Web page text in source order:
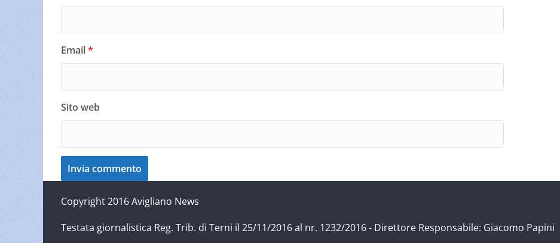
Email*
Sito web
Copyright 2016 Avigliano News
Testata giornalistica Reg. Trib. di Terni il 25/11/2016 al nr. 1232/2016 - Direttore Responsabile: Giacomo Papini